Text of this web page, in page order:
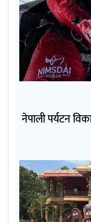
नेपाली पर्यटन